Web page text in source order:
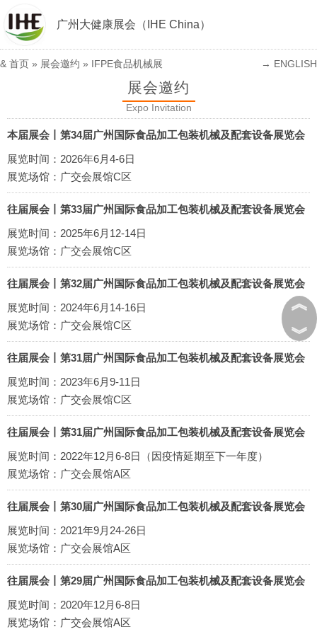
广州大健康展会（IHE China）
& 首页 » 展会邀约 » IFPE食品机械展 → ENGLISH
展会邀约
Expo Invitation
本届展会丨第34届广州国际食品加工包装机械及配套设备展览会
展览时间：2026年6月4-6日
展览场馆：广交会展馆C区
往届展会丨第33届广州国际食品加工包装机械及配套设备展览会
展览时间：2025年6月12-14日
展览场馆：广交会展馆C区
往届展会丨第32届广州国际食品加工包装机械及配套设备展览会
展览时间：2024年6月14-16日
展览场馆：广交会展馆C区
往届展会丨第31届广州国际食品加工包装机械及配套设备展览会
展览时间：2023年6月9-11日
展览场馆：广交会展馆C区
往届展会丨第31届广州国际食品加工包装机械及配套设备展览会
展览时间：2022年12月6-8日（因疫情延期至下一年度）
展览场馆：广交会展馆A区
往届展会丨第30届广州国际食品加工包装机械及配套设备展览会
展览时间：2021年9月24-26日
展览场馆：广交会展馆A区
往届展会丨第29届广州国际食品加工包装机械及配套设备展览会
展览时间：2020年12月6-8日
展览场馆：广交会展馆A区
︽
︾